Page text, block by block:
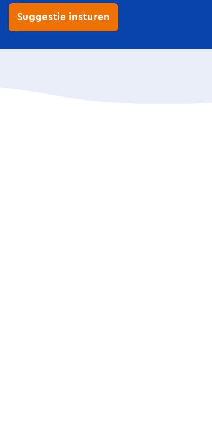
Suggestie insturen